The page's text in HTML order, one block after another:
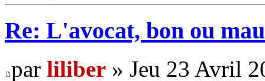
Re: L'avocat, bon ou
par liliber » Jeu 23 Avril